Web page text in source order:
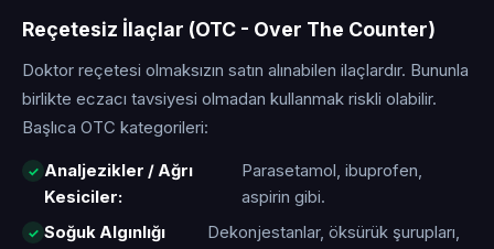
Reçetesiz İlaçlar (OTC - Over The Counter)
Doktor reçetesi olmaksızın satın alınabilen ilaçlardır. Bununla
birlikte eczacı tavsiyesi olmadan kullanmak riskli olabilir.
Başlıca OTC kategorileri:
Analjezikler / Ağrı
Kesiciler:
Parasetamol, ibuprofen,
aspirin gibi.
Soğuk Algınlığı
Dekonjestanlar, öksürük şurupları,